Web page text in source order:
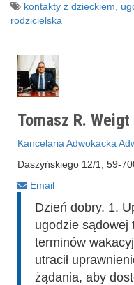
kontakty z dzieckiem
rodzicielska
Tomasz R. Weigt
Kancelaria Adwokacka
Daszyńskiego 12/1, 59-
Email
Dzień dobry. 1.
ugodzie sądowej
terminów
utracił
żądania, aby